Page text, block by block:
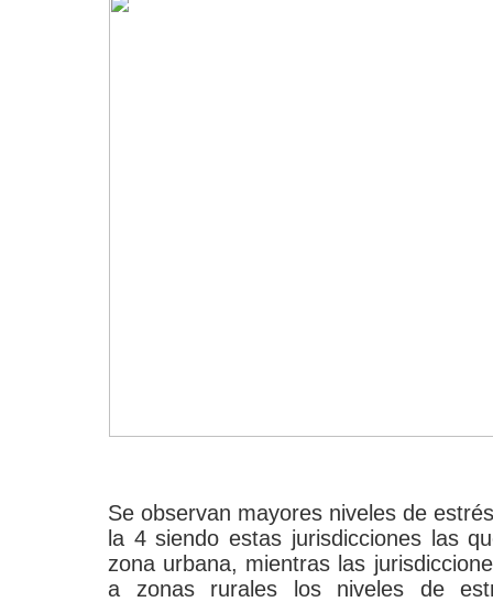
Se observan mayores niveles de
la 4 siendo estas jurisdicciones las
zona urbana, mientras las
a zonas rurales los niveles de